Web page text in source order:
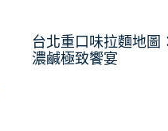
台北重口味拉麵地圖
濃鹹極致饗宴